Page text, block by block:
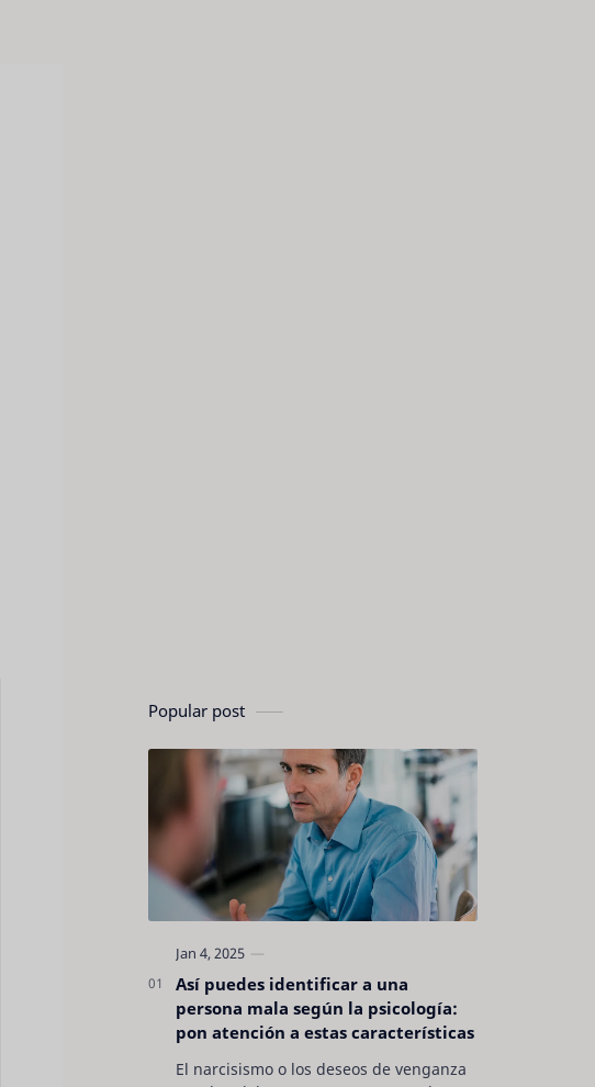
Popular post
Así puedes identificar a una
persona mala según la psicología:
pon atención a estas características
El narcisismo o los deseos de venganza